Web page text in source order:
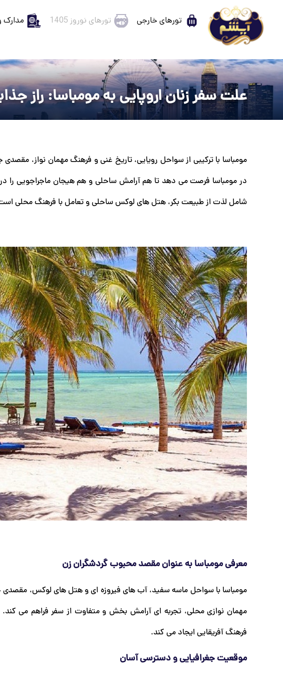
تورهای خارجی تورهای نوروز 1405 مدارک
علت سفر زنان اروپایی به مومباسا: راز
مومباسا با ترکیبی از سواحل رویایی، تاریخ غنی و فرهنگ مهمان نواز،
در مومباسا فرصت می دهد تا هم آرامش ساحلی و هم هیجان ماجراجویی را در
شامل لذت از طبیعت بکر، هتل های لوکس ساحلی و تعامل با فرهنگ محلی
معرفی مومباسا به عنوان مقصد محبوب گردشگران زن
مومباسا با سواحل ماسه سفید، آب های فیروزه ای و هتل های لوکس، مقصدی
مهمان نوازی محلی، تجربه ای آرامش بخش و متفاوت از سفر فراهم می
فرهنگ آفریقایی ایجاد می کند.
موقعیت جغرافیایی و دسترسی آسان